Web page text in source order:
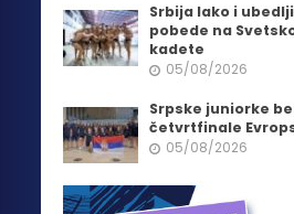
Srbija lako i
pobede na
kadete
05/08/2026
Srpske juniorke
četvrtfinale
05/08/2026